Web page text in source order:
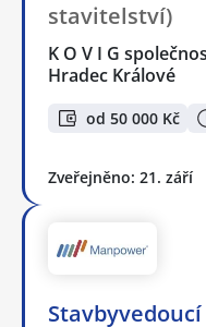
stavitelství)
K O V I G
Hradec Králové
od 50 000 Kč
Zveřejněno: 21. září